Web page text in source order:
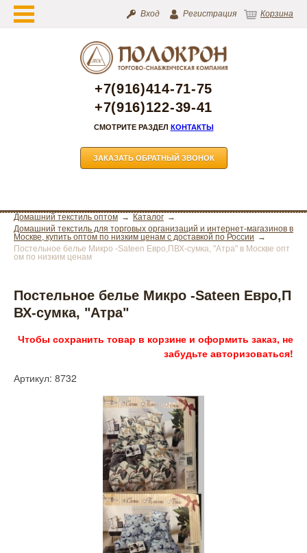
Вход Регистрация Корзина
+7(916)414-71-75
+7(916)122-39-41
СМОТРИТЕ РАЗДЕЛ КОНТАКТЫ
ЗАКАЗАТЬ ОБРАТНЫЙ ЗВОНОК
Домашний текстиль оптом
Каталог
Домашний текстиль для торговых организаций и интернет-магазинов в
Москве, купить оптом по низким ценам с доставкой по России
Постельное белье Микро -Sateen Евро,ПВХ-сумка, "Атра" в Москве опт
ом по низким ценам
Постельное белье Микро -Sateen Евро,П
ВХ-сумка, "Атра"
Чтобы сохранить товар в корзине и оформить заказ, не
забудьте авторизоваться!
Артикул: 8732